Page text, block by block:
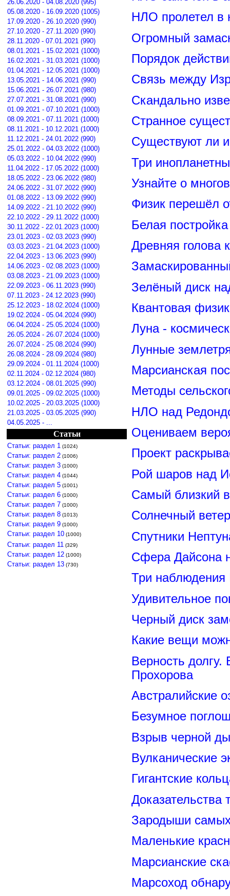
26.06.2020 - 04.08.2020 (995)
05.08.2020 - 16.09.2020 (1005)
17.09.2020 - 26.10.2020 (990)
27.10.2020 - 27.11.2020 (990)
28.11.2020 - 07.01.2021 (990)
08.01.2021 - 15.02.2021 (1000)
16.02.2021 - 31.03.2021 (1000)
01.04.2021 - 12.05.2021 (1000)
13.05.2021 - 14.06.2021 (990)
15.06.2021 - 26.07.2021 (980)
27.07.2021 - 31.08.2021 (990)
01.09.2021 - 07.10.2021 (1000)
08.09.2021 - 07.11.2021 (1000)
08.11.2021 - 10.12.2021 (1000)
11.12.2021 - 24.01.2022 (990)
25.01.2022 - 04.03.2022 (1000)
05.03.2022 - 10.04.2022 (990)
11.04.2022 - 17.05.2022 (1000)
18.05.2022 - 23.06.2022 (980)
24.06.2022 - 31.07.2022 (990)
01.08.2022 - 13.09.2022 (990)
14.09.2022 - 21.10.2022 (990)
22.10.2022 - 29.11.2022 (1000)
30.11.2022 - 22.01.2023 (1000)
23.01.2023 - 02.03.2023 (990)
03.03.2023 - 21.04.2023 (1000)
22.04.2023 - 13.06.2023 (990)
14.06.2023 - 02.08.2023 (1000)
03.08.2023 - 21.09.2023 (1000)
22.09.2023 - 06.11.2023 (990)
07.11.2023 - 24.12.2023 (990)
25.12.2023 - 18.02.2024 (1000)
19.02.2024 - 05.04.2024 (990)
06.04.2024 - 25.05.2024 (1000)
26.05.2024 - 26.07.2024 (1000)
26.07.2024 - 25.08.2024 (990)
26.08.2024 - 28.09.2024 (980)
29.09.2024 - 01.11.2024 (1000)
02.11.2024 - 02.12.2024 (980)
03.12.2024 - 08.01.2025 (990)
09.01.2025 - 09.02.2025 (1000)
10.02.2025 - 20.03.2025 (1000)
21.03.2025 - 03.05.2025 (990)
04.05.2025 - ...
Статьи
Статьи: раздел 1 (1024)
Статьи: раздел 2 (1006)
Статьи: раздел 3 (1000)
Статьи: раздел 4 (1044)
Статьи: раздел 5 (1001)
Статьи: раздел 6 (1000)
Статьи: раздел 7 (1000)
Статьи: раздел 8 (1013)
Статьи: раздел 9 (1000)
Статьи: раздел 10 (1000)
Статьи: раздел 11 (329)
Статьи: раздел 12 (1000)
Статьи: раздел 13 (730)
НЛО пролетел в
Огромный
Порядок
Связь между
Скандально
Странное
Существуют ли
Три
Узнайте о
Физик перешёл
Белая
Древняя голова
Зелёный диск
Квантовая
Луна -
Лунные
Марсианская
Методы
НЛО над
Оцениваем
Проект
Рой шаров над
Самый близкий
Солнечный
Спутники
Сфера Дайсона
Три
Удивительное
Черный диск
Какие вещи
Верность долгу.
Прохорова
Австралийские
Безумное
Взрыв черной
Вулканические
Гигантские
Доказательства
Зародыши самых
Маленькие
Марсианские
Марсоход